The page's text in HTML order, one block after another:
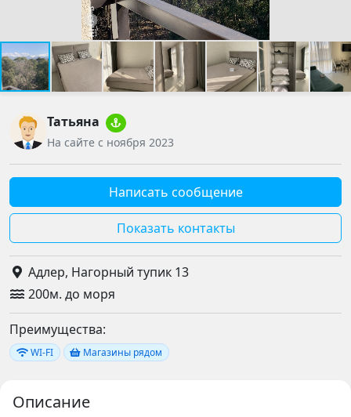
Татьяна
На сайте с ноября 2023
Написать сообщение
Показать контакты
Адлер, Нагорный тупик 13
200м. до моря
Преимущества:
WI-FI Магазины рядом
Описание